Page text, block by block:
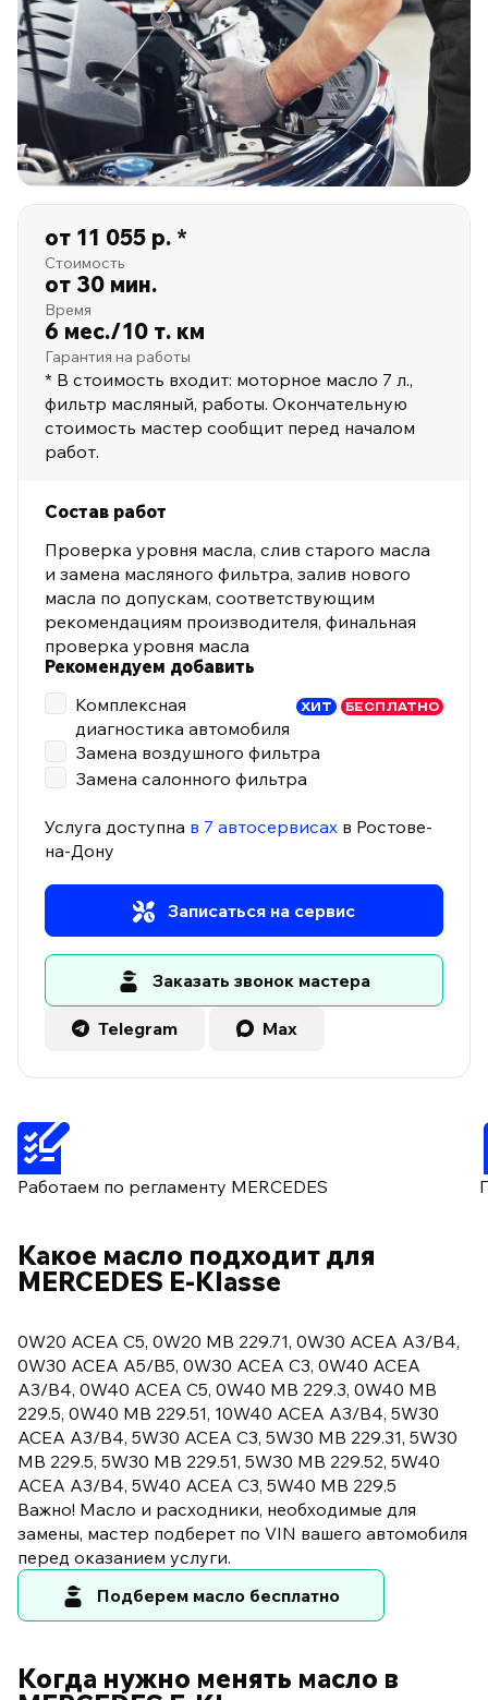
от 11 055 р. *
Стоимость
от 30 мин.
Время
6 мес./10 т. км
Гарантия на работы
* В стоимость входит: моторное масло 7 л.,
фильтр масляный, работы. Окончательную
стоимость мастер сообщит перед началом
работ.
Состав работ
Проверка уровня масла, слив старого масла
и замена масляного фильтра, залив нового
масла по допускам, соответствующим
рекомендациям производителя, финальная
проверка уровня масла
Рекомендуем добавить
ХИТ БЕСПЛАТНО
Комплексная
диагностика автомобиля
Замена воздушного фильтра
Замена салонного фильтра
Услуга доступна в 7 автосервисах в Ростове-
на-Дону
Записаться на сервис
Заказать звонок мастера
Telegram Max
Работаем по регламенту MERCEDES
Какое масло подходит для
MERCEDES E-Klasse
0W20 ACEA C5, 0W20 MB 229.71, 0W30 ACEA A3/B4,
0W30 ACEA A5/B5, 0W30 ACEA C3, 0W40 ACEA
A3/B4, 0W40 ACEA C5, 0W40 MB 229.3, 0W40 MB
229.5, 0W40 MB 229.51, 10W40 ACEA A3/B4, 5W30
ACEA A3/B4, 5W30 ACEA C3, 5W30 MB 229.31, 5W30
MB 229.5, 5W30 MB 229.51, 5W30 MB 229.52, 5W40
ACEA A3/B4, 5W40 ACEA C3, 5W40 MB 229.5
Важно! Масло и расходники, необходимые для
замены, мастер подберет по VIN вашего автомобиля
перед оказанием услуги.
Подберем масло бесплатно
Когда нужно менять масло в